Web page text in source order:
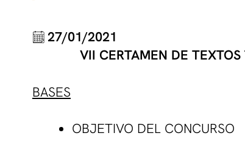
27/01/2021
VII CERTAMEN DE
BASES
OBJETIVO DEL CONCURSO